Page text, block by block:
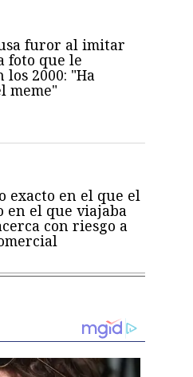
furor al imitar
foto que le
2000: "Ha
meme"
exacto en el que el
en el que viajaba
con riesgo a